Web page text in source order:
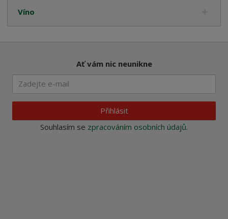
Víno
Ať vám nic neunikne
Přihlásit
Souhlasím se zpracováním osobních údajů.